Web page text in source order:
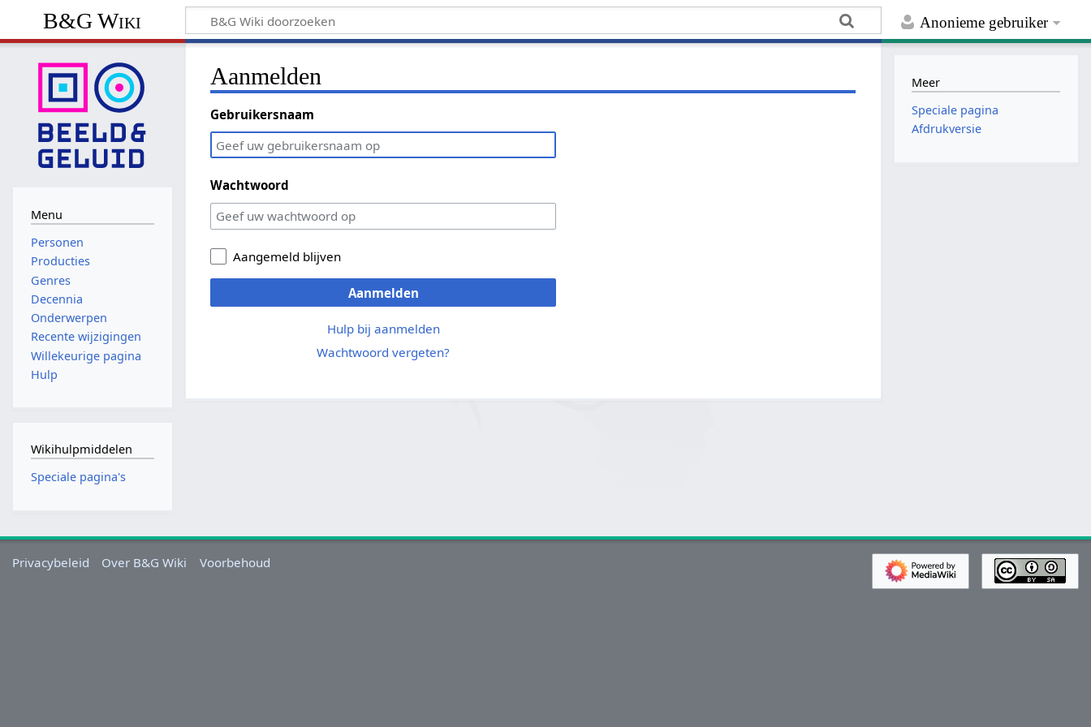
Anonieme gebruiker
B&G Wiki
Aanmelden
Gebruikersnaam
Wachtwoord
Aangemeld blijven
Aanmelden
Hulp bij aanmelden
Wachtwoord vergeten?
Menu
Personen
Producties
Genres
Decennia
Onderwerpen
Recente wijzigingen
Willekeurige pagina
Hulp
Wikihulpmiddelen
Speciale pagina's
Meer
Speciale pagina
Afdrukversie
Privacybeleid Over B&G Wiki Voorbehoud